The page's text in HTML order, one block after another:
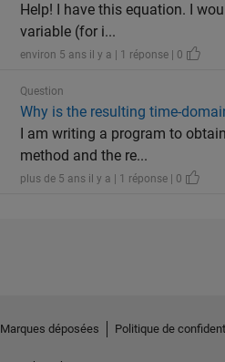
Help! I have this equation. I
variable (for i...
environ 5 ans il y a | 1 réponse | 0
Question
Why is the resulting time-
I am writing a program to
method and the re...
plus de 5 ans il y a | 1 réponse | 0
Marques déposées Politique de